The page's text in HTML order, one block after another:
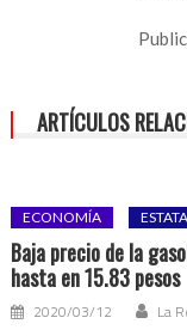
ARTÍCULOS
ECONOMÍA
Baja precio de la
hasta en 15.83 pesos
2020/03/12 La